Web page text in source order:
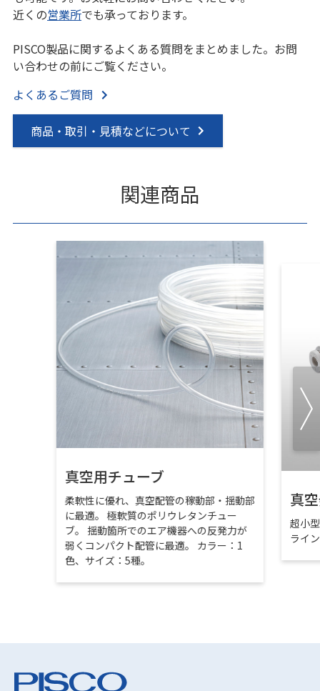
近くの営業所でも承っております。
PISCO製品に関するよくある質問をまとめました。お問
い合わせの前にご覧ください。
よくあるご質問
商品・取引・見積などについて
関連商品
真空用チューブ
柔軟性に優れ、真空配管の稼動部・揺動部
に最適。 極軟質のポリウレタンチュー
ブ。 揺動箇所でのエア機器への反発力が
弱くコンパクト配管に最適。 カラー：1
色、サイズ：5種。
真
超小
ライ